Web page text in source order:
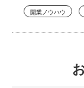
開業ノウハウ